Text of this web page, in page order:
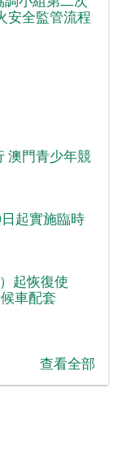
安全監管流程
澳門青少年競
起實施臨時
起恢復使
車配套
查看全部